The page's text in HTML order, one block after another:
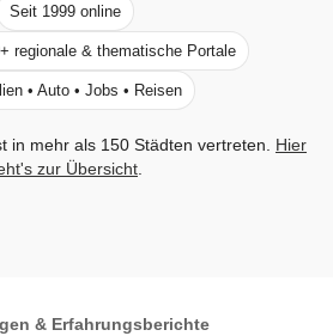
Seit 1999 online
regionale & thematische Portale
• Auto • Jobs • Reisen
in mehr als 150 Städten vertreten.
Hier
zur Übersicht
& Erfahrungsberichte